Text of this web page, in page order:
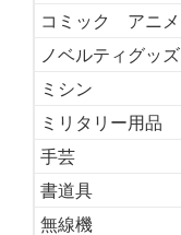
コミック アニ
ノベルティグッズ
ミシン
ミリタリー用
手芸
書道具
無線機